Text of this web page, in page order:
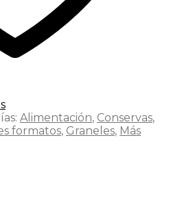
Alimentación, Conservas,
formatos, Graneles, Más